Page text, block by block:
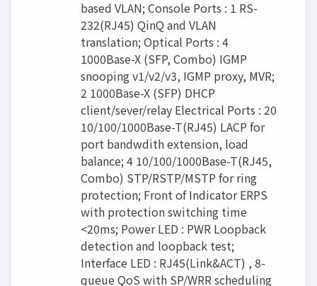
based VLAN; Console Ports : 1 RS-
232(RJ45) QinQ and VLAN
translation; Optical Ports : 4
1000Base-X (SFP, Combo) IGMP
snooping v1/v2/v3, IGMP proxy, MVR;
2 1000Base-X (SFP) DHCP
client/sever/relay Electrical Ports : 20
10/100/1000Base-T(RJ45) LACP for
port bandwdith extension, load
balance; 4 10/100/1000Base-T(RJ45,
Combo) STP/RSTP/MSTP for ring
protection; Front of Indicator ERPS
with protection switching time
<20ms; Power LED : PWR Loopback
detection and loopback test;
Interface LED : RJ45(Link&ACT) , 8-
queue QoS with SP/WRR scheduling